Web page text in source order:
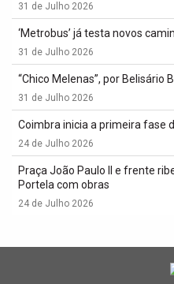
31 de Julho 2026
‘Metrobus’ já testa novos
31 de Julho 2026
“Chico Melenas”, por Belisário
31 de Julho 2026
Coimbra inicia a primeira fase
24 de Julho 2026
Praça João Paulo II e frente
Portela com obras
24 de Julho 2026